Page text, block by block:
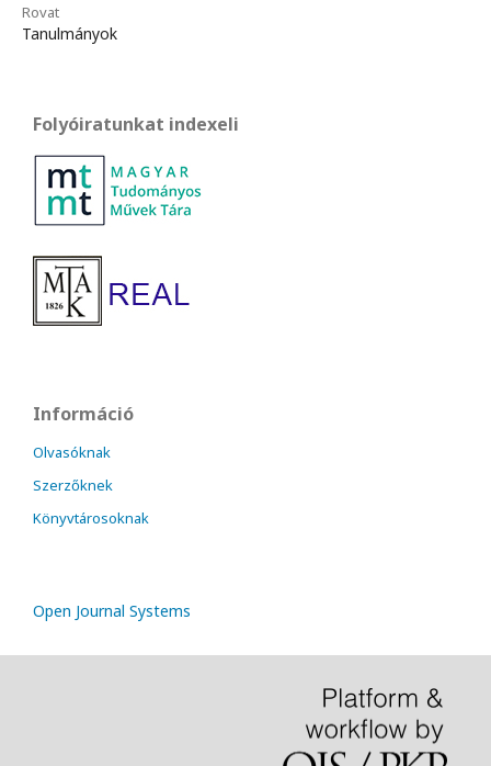
Rovat
Tanulmányok
Folyóiratunkat indexeli
Információ
Olvasóknak
Szerzőknek
Könyvtárosoknak
Open Journal Systems